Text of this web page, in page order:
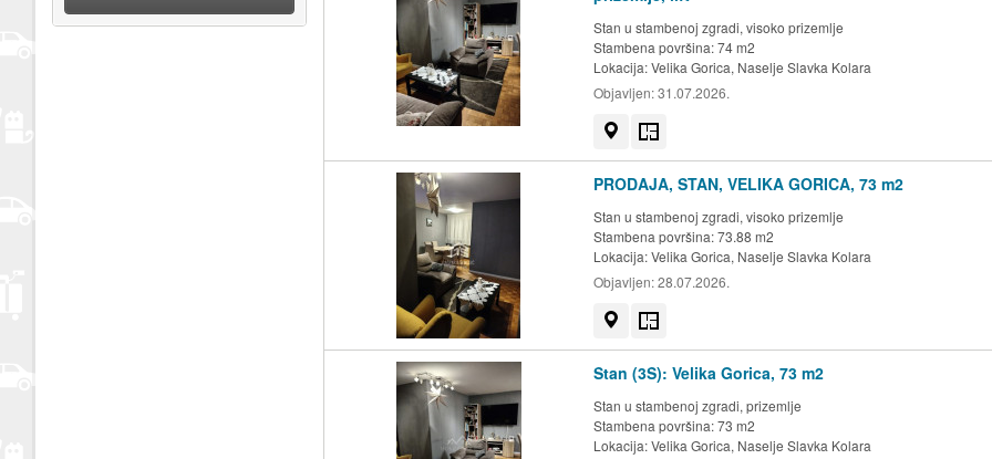
Stan u stambenoj zgradi, visoko prizemlje
Stambena površina: 74 m2
Lokacija:Velika Gorica, Naselje Slavka Kolara
Objavljen:31.07.2026.
PRODAJA, STAN, VELIKA GORICA, 73 m2
Stan u stambenoj zgradi, visoko prizemlje
Stambena površina: 73.88 m2
Lokacija:Velika Gorica, Naselje Slavka Kolara
Objavljen:28.07.2026.
Stan (3S): Velika Gorica, 73 m2
Stan u stambenoj zgradi, prizemlje
Stambena površina: 73 m2
Lokacija:Velika Gorica, Naselje Slavka Kolara